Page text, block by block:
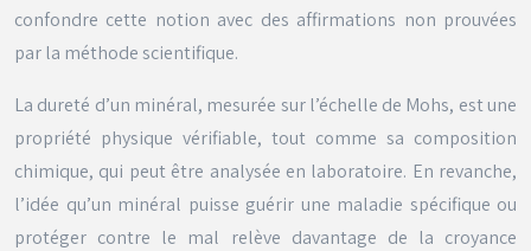
confondre cette notion avec des affirmations non prouvées
par la méthode scientifique.
La dureté d’un minéral, mesurée sur l’échelle de Mohs, est une
propriété physique vérifiable, tout comme sa composition
chimique, qui peut être analysée en laboratoire. En revanche,
l’idée qu’un minéral puisse guérir une maladie spécifique ou
protéger contre le mal relève davantage de la croyance